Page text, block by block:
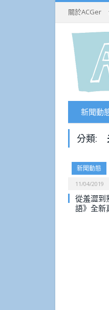
關於ACGer
新聞動
分類:
新聞動態
11/04/2019
從羞澀到
語》全新